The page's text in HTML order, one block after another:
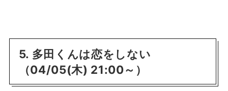
5. 多田くんは恋をしない
（04/05(木) 21:00～）